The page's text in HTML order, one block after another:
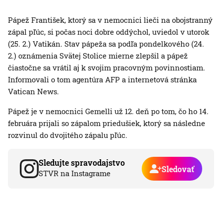
Pápež František, ktorý sa v nemocnici lieči na obojstranný
zápal pľúc, si počas noci dobre oddýchol, uviedol v utorok
(25. 2.) Vatikán. Stav pápeža sa podľa pondelkového (24.
2.) oznámenia Svätej Stolice mierne zlepšil a pápež
čiastočne sa vrátil aj k svojim pracovným povinnostiam.
Informovali o tom agentúra AFP a internetová stránka
Vatican News.
Pápež je v nemocnici Gemelli už 12. deň po tom, čo ho 14.
februára prijali so zápalom priedušiek, ktorý sa následne
rozvinul do dvojitého zápalu pľúc.
Sledujte spravodajstvo
STVR na Instagrame Sledovať